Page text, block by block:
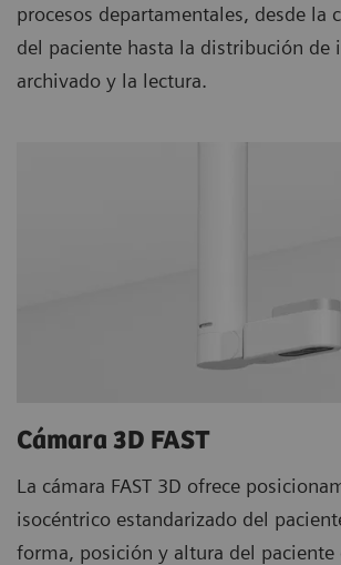
procesos departamentales, desde la
del paciente hasta la distribución de
archivado y la lectura.
Cámara 3D FAST
La cámara FAST 3D ofrece
isocéntrico estandarizado del
forma, posición y altura del paciente